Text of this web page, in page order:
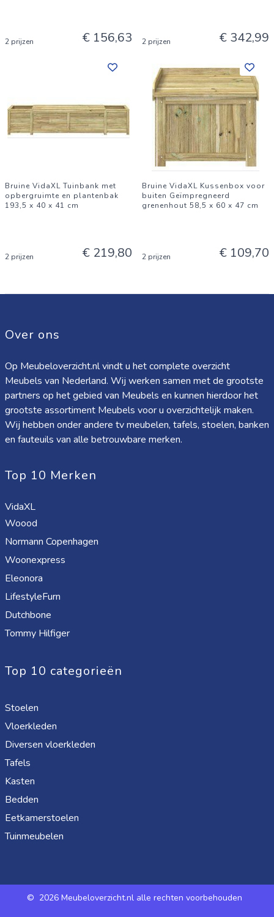
2 prijzen € 156,63 2 prijzen € 342,99
Bruine VidaXL Tuinbank met
opbergruimte en plantenbak
193,5 x 40 x 41 cm
2 prijzen € 219,80
Bruine VidaXL Kussenbox voor
buiten Geïmpregneerd
grenenhout 58,5 x 60 x 47 cm
2 prijzen € 109,70
Over ons
Op Meubeloverzicht.nl vindt u het complete overzicht
Meubels van Nederland. Wij werken samen met de grootste
partners op het gebied van Meubels en kunnen hierdoor het
grootste assortiment Meubels voor u overzichtelijk maken.
Wij hebben onder andere tv meubelen, tafels, stoelen, banken
en fauteuils van alle betrouwbare merken.
Top 10 Merken
VidaXL
Woood
Normann Copenhagen
Woonexpress
Eleonora
LifestyleFurn
Dutchbone
Tommy Hilfiger
Top 10 categorieën
Stoelen
Vloerkleden
Diversen vloerkleden
Tafels
Kasten
Bedden
Eetkamerstoelen
Tuinmeubelen
© 2026 Meubeloverzicht.nl alle rechten voorbehouden